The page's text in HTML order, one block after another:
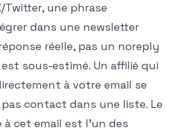
une phrase
dans une newsletter
réelle, pas un noreply
sous-estimé. Un affilié qui
à votre email se
contact dans une liste. Le
à cet email est l'un des